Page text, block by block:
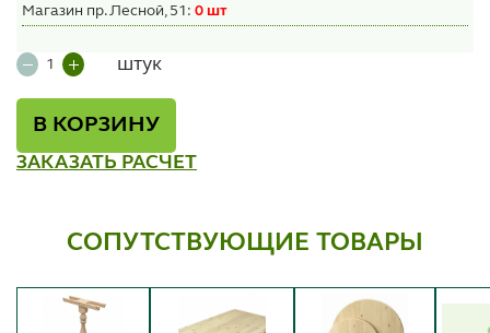
Магазин пр. Лесной, 51: 0 шт
штук
В КОРЗИНУ
ЗАКАЗАТЬ РАСЧЕТ
СОПУТСТВУЮЩИЕ ТОВАРЫ